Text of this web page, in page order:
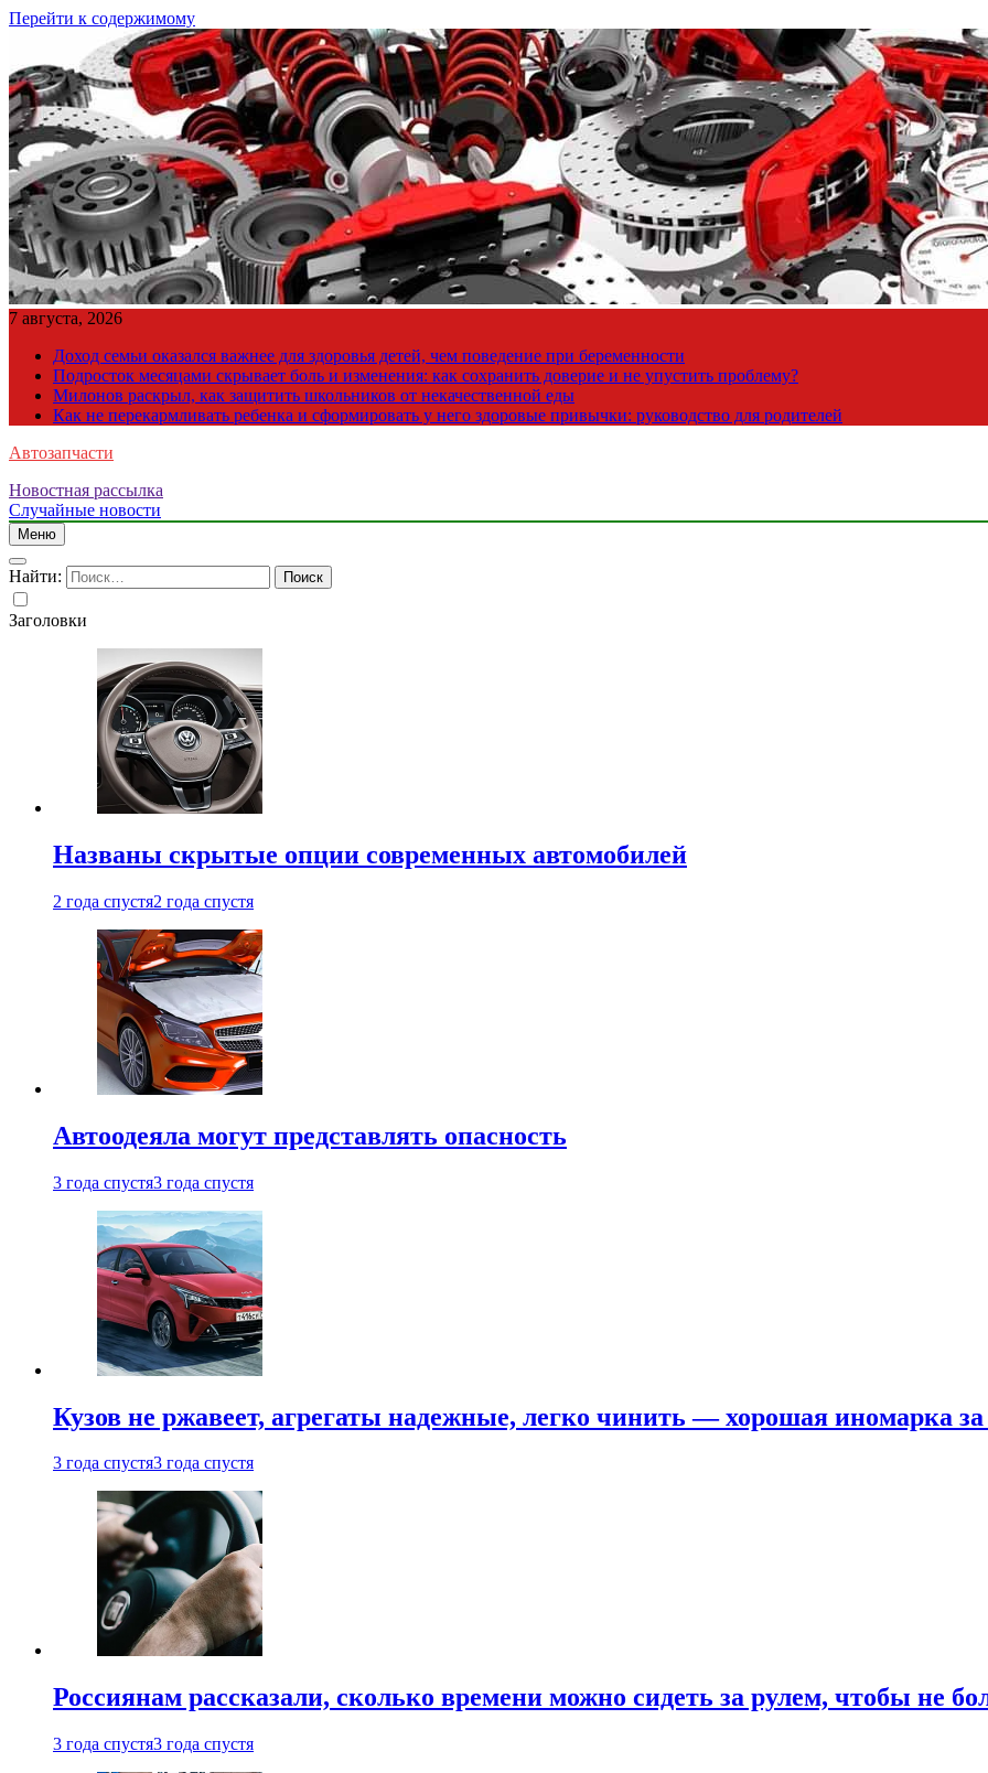
Перейти к содержимому
7 августа, 2026
Доход семьи оказался важнее для здоровья детей, чем поведение при беременности
Подросток месяцами скрывает боль и изменения: как сохранить доверие и не упустить проблему?
Милонов раскрыл, как защитить школьников от некачественной еды
Как не перекармливать ребенка и сформировать у него здоровые привычки: руководство для родителей
Автозапчасти
Новостная рассылка
Случайные новости
Меню
Найти:
Заголовки
Названы скрытые опции современных автомобилей
2 года спустя2 года спустя
Автоодеяла могут представлять опасность
3 года спустя3 года спустя
Кузов не ржавеет, агрегаты надежные, легко чинить — хорошая иномарка за
3 года спустя3 года спустя
Россиянам рассказали, сколько времени можно сидеть за рулем, чтобы не
3 года спустя3 года спустя